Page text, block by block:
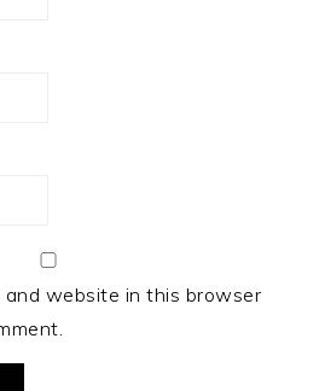
and website in this browser